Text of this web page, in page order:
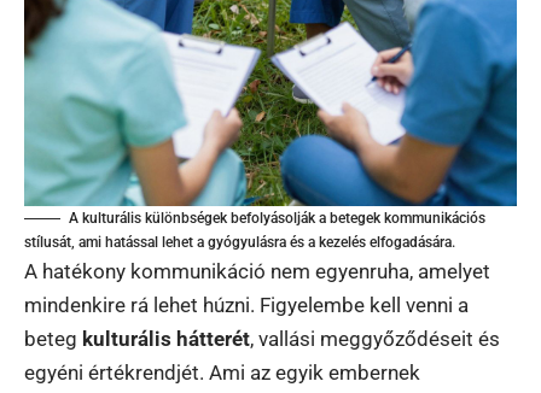
A kulturális különbségek befolyásolják a betegek kommunikációs
stílusát, ami hatással lehet a gyógyulásra és a kezelés elfogadására.
A hatékony kommunikáció nem egyenruha, amelyet
mindenkire rá lehet húzni. Figyelembe kell venni a
beteg kulturális hátterét, vallási meggyőződéseit és
egyéni értékrendjét. Ami az egyik embernek